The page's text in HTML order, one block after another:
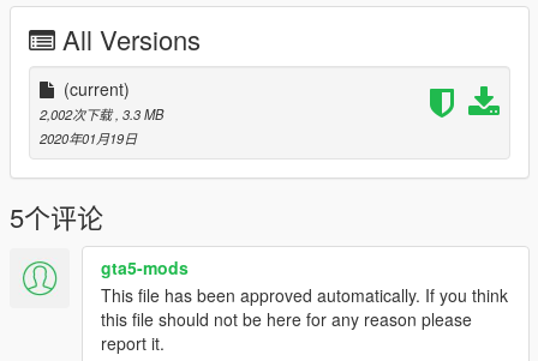
All Versions
(current)
2,002次下载 , 3.3 MB
2020年01月19日
5个评论
gta5-mods
This file has been approved automatically. If you think
this file should not be here for any reason please
report it.